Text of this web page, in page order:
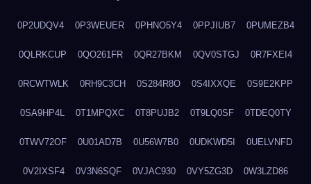
0P2UDQV4 0P3WEUER 0PHNO5Y4 0PPJIUB7 0PUMEZB4
0QLRKCUP 0QO261FR 0QR27BKM 0QV0STGJ 0R7FXEI4
0RCWTWLK 0RH9C3CH 0S284R8O 0S4IXXQE 0S9E2KPP
0SA9HP4L 0T1MPQXC 0T8PUJB2 0T9LQ0SF 0TDEQ0TY
0TWV72OF 0U01AD7B 0U56W7B0 0UDKWD5I 0UELVNFD
0V2IXSF4 0V3N6SQF 0VJAC930 0VY5ZG3D 0W3LZD86